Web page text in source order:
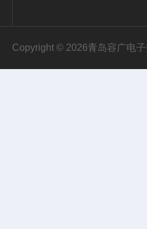
Copyright © 2026青岛容广电